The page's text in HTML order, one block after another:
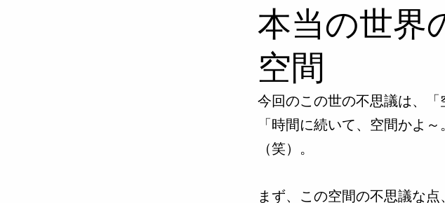
本当の世界
空間
今回のこの世の不思議は、「
「時間に続いて、空間かよ
（笑）。
まず、この空間の不思議な